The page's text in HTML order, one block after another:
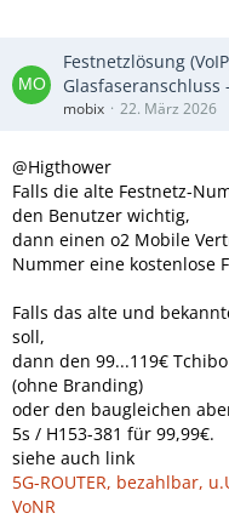
Festnetzlösung
Glasfaseranschluss
mobix 22. März 2026
@Higthower
Falls die alte Festnetz-
den Benutzer wichtig,
dann einen o2 Mobile
Nummer eine kostenlose
Falls das alte und
soll,
dann den 99...119€ Tchibo
(ohne Branding)
oder den baugleichen
5s / H153-381 für 99,99€.
siehe auch link
5G-ROUTER, bezahlbar,
VoNR